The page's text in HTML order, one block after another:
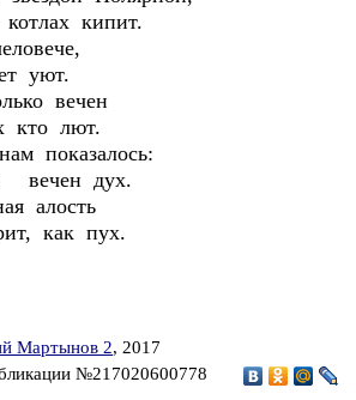
кипит.
уют.
вечен
кто лют.
показалось:
вечен дух.
алость
как пух.
Мартынов 2, 2017
№217020600778